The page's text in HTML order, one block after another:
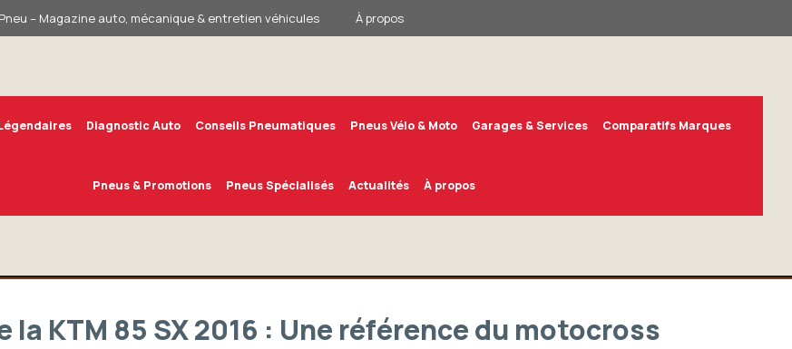
– Magazine auto, mécanique & entretien véhicules À propos
Diagnostic Auto Conseils Pneumatiques Pneus Vélo & Moto Garages & Services Comparatifs Marques
Pneus & Promotions Pneus Spécialisés Actualités À propos
KTM 85 SX 2016 : Une référence du motocross